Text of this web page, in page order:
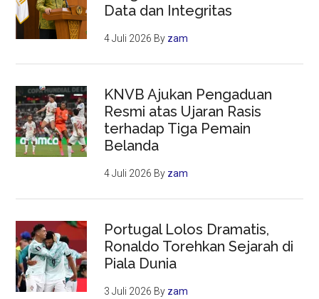
Data dan Integritas
4 Juli 2026 By zam
KNVB Ajukan Pengaduan
Resmi atas Ujaran Rasis
terhadap Tiga Pemain
Belanda
4 Juli 2026 By zam
Portugal Lolos Dramatis,
Ronaldo Torehkan Sejarah di
Piala Dunia
3 Juli 2026 By zam